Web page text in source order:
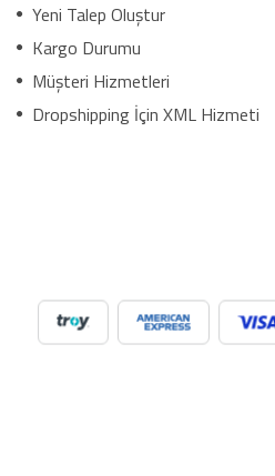
Yeni Talep Oluştur
Kargo Durumu
Müşteri Hizmetleri
Dropshipping İçin XML Hizmeti